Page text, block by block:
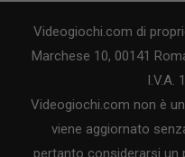
Videogiochi.com di
Marchese 10, 00141
I.V.A.
Videogiochi.com non è
viene aggiornato
pertanto considerarsi un